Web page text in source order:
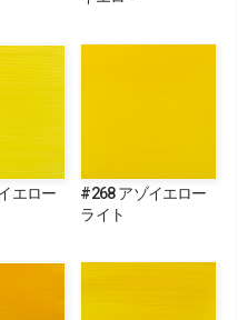
エロー
#268 アゾイエロー
ライト